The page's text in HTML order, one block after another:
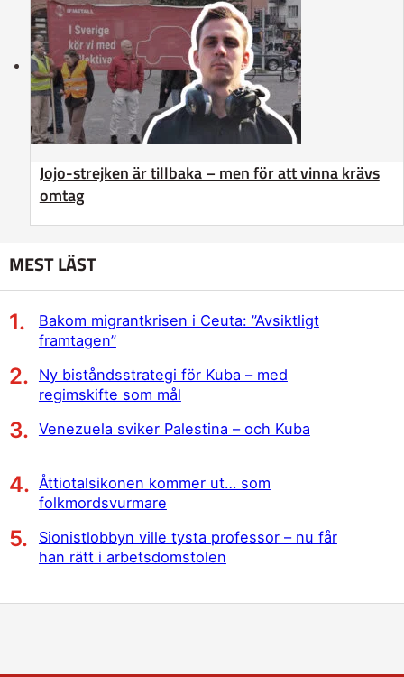
Jojo-strejken är tillbaka – men för att vinna krävs
omtag
MEST LÄST
Bakom migrantkrisen i Ceuta: ”Avsiktligt
framtagen”
Ny biståndsstrategi för Kuba – med
regimskifte som mål
Venezuela sviker Palestina – och Kuba
Åttiotalsikonen kommer ut… som
folkmordsvurmare
Sionistlobbyn ville tysta professor – nu får
han rätt i arbetsdomstolen